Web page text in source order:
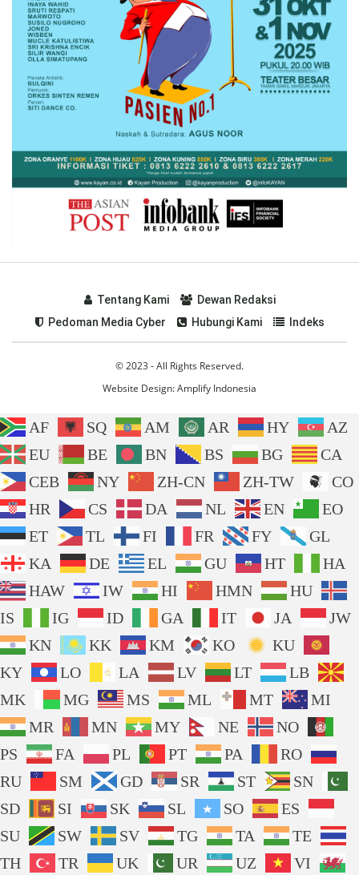
Tentang Kami
Dewan Redaksi
Pedoman Media Cyber
Hubungi Kami Indeks
© 2023 - All Rights Reserved.
Website Design:Amplify Indonesia
AF SQ AM AR HY
AZ
EU
BE BN BS BG
CA
CEB
NY ZH-CN ZH-TW
CO
HR
CS DA NL EN
EO
ET
TL FI FR FY
GL
KA
DE EL GU HT
HA
HAW
IW HI HMN
HU
IS
IG ID GA IT JA
JW
KN
KK KM KO
KU
KY
LO LA LV LT
LB
MK
MG MS ML MT
MI
MR
MN MY NE
NO
PS
FA PL PT PA
RO
RU
SM GD SR ST
SN
SD
SI SK SL SO
ES
SU
SW SV TG TA
TE
TH
TR UK UR UZ VI